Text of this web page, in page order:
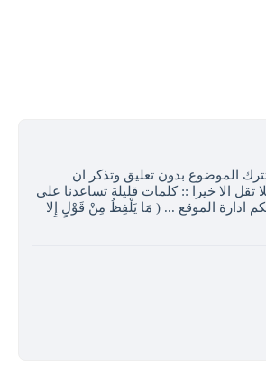
الموضوع بدون تعليق وتذكر ان
تقل الا خيرا :: كلمات قليلة تساعدنا على
ادارة الموقع ... ( مَا يَلْفِظُ مِنْ قَوْلٍ إِلا